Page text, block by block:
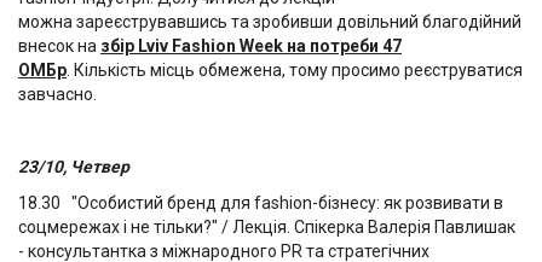
можна зареєструвавшись та зробивши довільний благодійний
внесок на збір Lviv Fashion Week на потреби 47
ОМБр . Кількість місць обмежена, тому просимо реєструватися
завчасно.
23/10, Четвер
18.30 "Особистий бренд для fashion-бізнесу: як розвивати в
соцмережах і не тільки?" / Лекція. Спікерка Валерія Павлишак
- консультантка з міжнародного PR та стратегічних